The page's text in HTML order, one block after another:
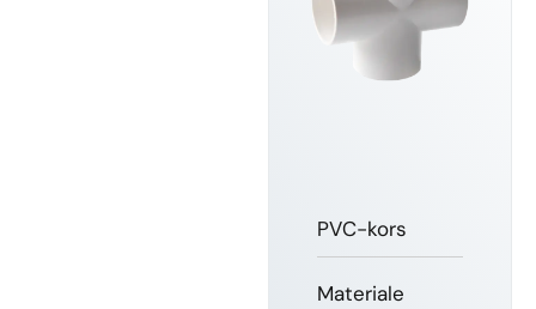
PVC-kors
Materiale